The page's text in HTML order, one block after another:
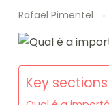
Rafael Pimentel
Key